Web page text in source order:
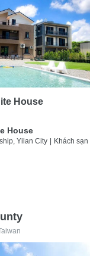
House
House
Yilan City | Khách sạn